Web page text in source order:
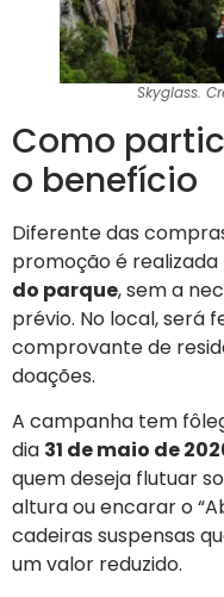
Skyglass.
Como
o benefício
Diferente das
promoção é realizada
do parque, sem a
prévio. No local, será
comprovante de
doações.
A campanha tem
dia 31 de maio de
quem deseja flutuar
altura ou encarar o
cadeiras suspensas
um valor reduzido.